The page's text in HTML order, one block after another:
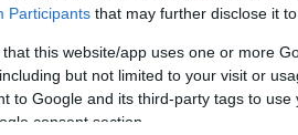
Participants that may further disclose it
that this website/app uses one or more
but not limited to your visit or
to Google and its third-party tags to
consent section.
διασπάσει τον αστυνομικό
South Bank κοντά στο
η Daily Mailοι
λιγότεροι. Το